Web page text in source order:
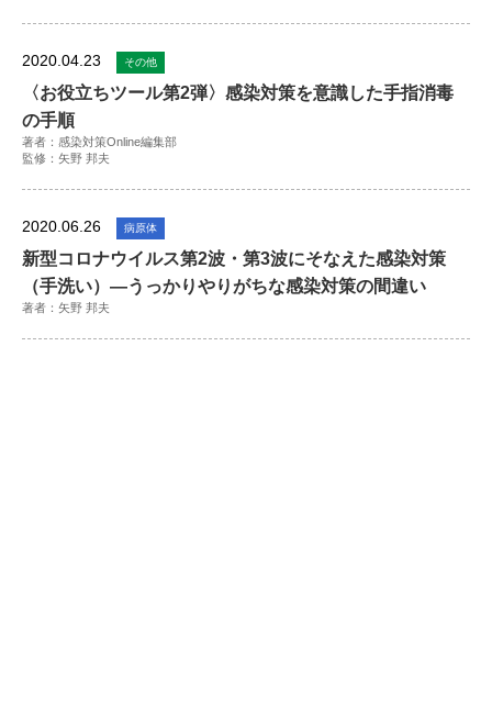
2020.04.23 その他
〈お役立ちツール第2弾〉感染対策を意識した手指消毒
の手順
著者：感染対策Online編集部
監修：矢野 邦夫
2020.06.26 病原体
新型コロナウイルス第2波・第3波にそなえた感染対策
（手洗い）―うっかりやりがちな感染対策の間違い
著者：矢野 邦夫